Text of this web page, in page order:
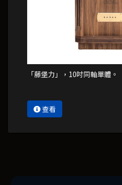
「藤堡力」，10吋同軸單體。
查看